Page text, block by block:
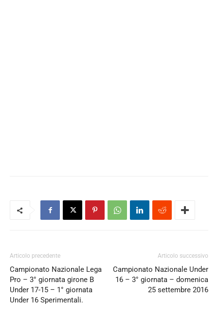
Articolo precedente
Campionato Nazionale Lega
Pro – 3° giornata girone B
Under 17-15 – 1° giornata
Under 16 Sperimentali.
Articolo successivo
Campionato Nazionale Under
16 – 3° giornata – domenica
25 settembre 2016